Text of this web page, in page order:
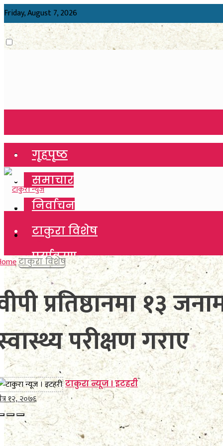
Friday, August 7, 2026
गृहपृष्ठ
समाचार
निर्वाचन
टाकुरा विशेष
पर्यावरण
विचार
कला साहित्य
खेलकुद
विविध
अन्तर्वार्ता
मनाेरञ्जन
गृहपृष्ठ
समाचार
निर्वाचन
टाकुरा विशेष
पर्यावरण
विचार
कला साहित्य
खेलकुद
विविध
अन्तर्वार्ता
मनाेरञ्जन
फाेटाे फिचर
टाकुरा विशेष
प्रतिष्ठानमा १३
परीक्षण गराए
टाकुरा न्यूज । इटहरी
१२, २०७६